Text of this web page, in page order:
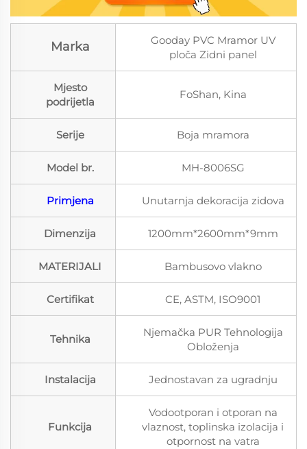
Marka
Gooday PVC Mramor UV
ploča Zidni panel
Mjesto
podrijetla
FoShan, Kina
Serije Boja mramora
Model br. MH-8006SG
Primjena Unutarnja dekoracija zidova
Dimenzija 1200mm*2600mm*9mm
MATERIJALI Bambusovo vlakno
Certifikat CE, ASTM, ISO9001
Tehnika
Njemačka PUR Tehnologija
Obloženja
Instalacija Jednostavan za ugradnju
Funkcija
Vodootporan i otporan na
vlaznost, toplinska izolacija i
otpornost na vatra